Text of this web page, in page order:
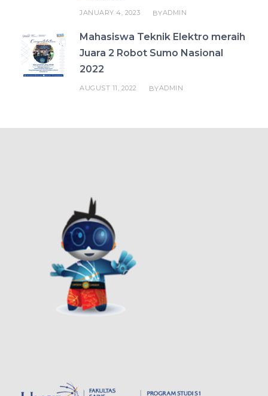
JANUARY 4, 2023 BYADMIN
Mahasiswa Teknik Elektro meraih
Juara 2 Robot Sumo Nasional
2022
AUGUST 11, 2022 BYADMIN